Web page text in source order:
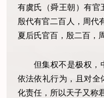
有虞氏（舜王朝）有官
殷代有官二百人，周代
夏后氏官百，殷二百，
但集权不是极权，
依法依礼行为，且对全
化责任，所以天子又称